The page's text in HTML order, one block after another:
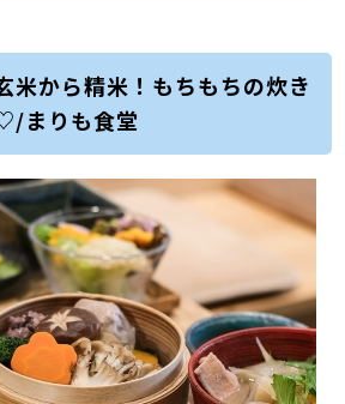
米から精米！もちもちの炊き
まりも食堂